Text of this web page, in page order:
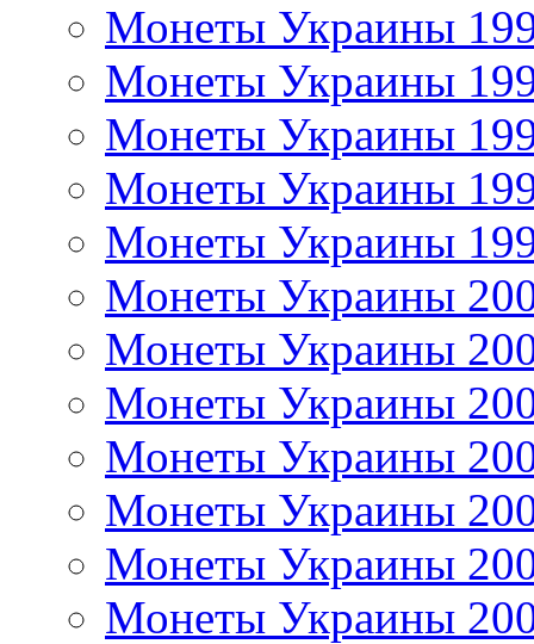
Монеты Украины
Монеты Украины
Монеты Украины
Монеты Украины
Монеты Украины
Монеты Украины
Монеты Украины
Монеты Украины
Монеты Украины
Монеты Украины
Монеты Украины
Монеты Украины